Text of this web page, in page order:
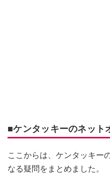
■ケンタッキーのネット
ここからは、ケンタッキー
なる疑問をまとめました。